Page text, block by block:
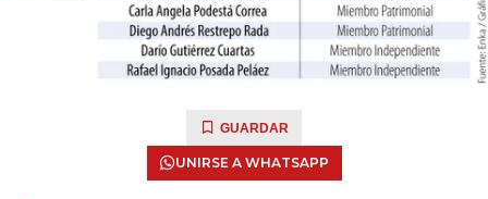
GUARDAR
UNIRSE A WHATSAPP